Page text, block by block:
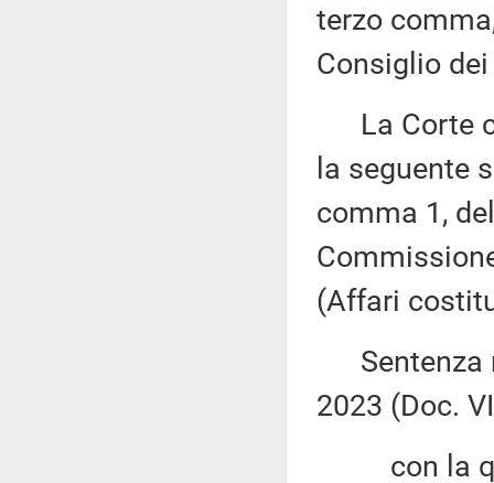
terzo
Consiglio
La Corte
la seguente
comma 1,
(Affari
Sentenza
2023 (Doc.
con la